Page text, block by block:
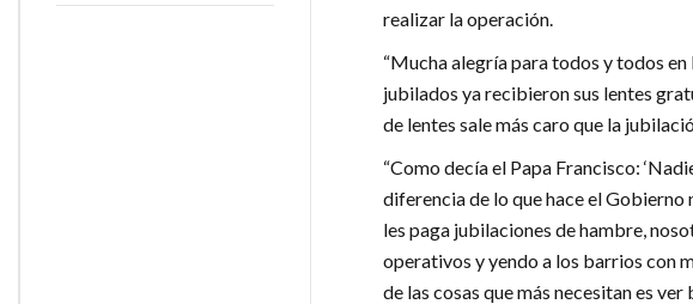
realizar la operación.
“Mucha alegría para todos y todos
jubilados ya recibieron sus lentes
de lentes sale más caro que la
“Como decía el Papa Francisco:
diferencia de lo que hace el Gobierno
les paga jubilaciones de hambre,
operativos y yendo a los barrios con
de las cosas que más necesitan es